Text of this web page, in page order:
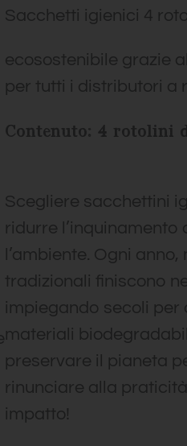
Sacchetti igienici 4
ecosostenibile grazie
per tutti i distributori a
Contenuto: 4 rotolini
Scegliere sacchettini
ridurre
l’ambiente. Ogni
tradizionali finiscono
impiegando secoli
materiali
preservare il pianeta
rinunciare alla
impatto!